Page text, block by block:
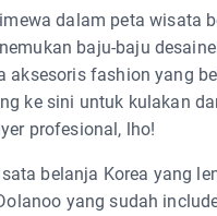
dalam peta wisata
baju-baju
aksesoris fashion yang
ke sini untuk kulakan
profesional, lho!
belanja Korea yang
yang sudah